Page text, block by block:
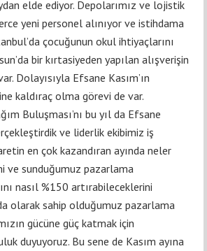
elde ediyor. Depolarımız ve lojistik
yeni personel alınıyor ve istihdama
çocuğunun okul ihtiyaçlarını
bir kırtasiyeden yapılan alışverişin
Dolayısıyla Efsane Kasım’ın
kaldıraç olma görevi de var.
Buluşması’nı bu yıl da Efsane
ve liderlik ekibimiz iş
en çok kazandıran ayında neler
ve sunduğumuz pazarlama
nasıl %150 artırabileceklerini
olarak sahip olduğumuz pazarlama
gücüne güç katmak için
duyuyoruz. Bu sene de Kasım ayına